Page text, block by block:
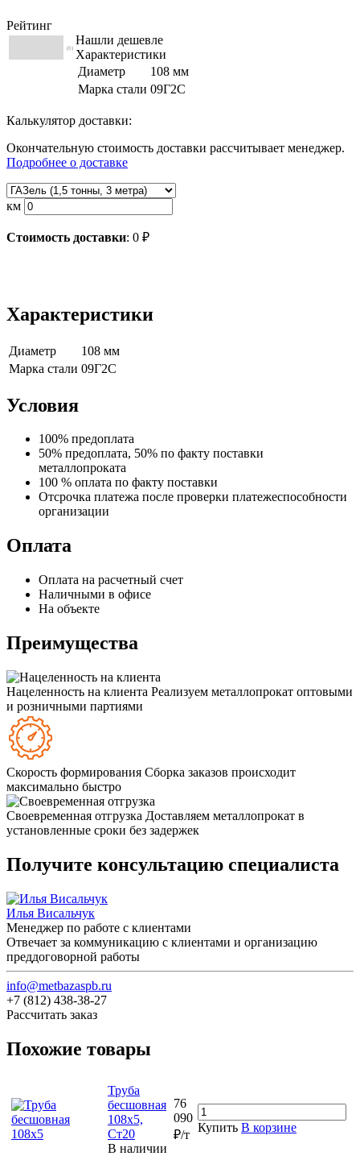
Рейтинг
(0)
Нашли дешевле
Характеристики
Диаметр
108 мм
Марка стали 09Г2С
Калькулятор доставки:
Окончательную стоимость доставки рассчитывает менеджер.
Подробнее о доставке
км
Стоимость доставки: 0 ₽
Характеристики
Диаметр
108 мм
Марка стали 09Г2С
Условия
100% предоплата
50% предоплата, 50% по факту поставки
металлопроката
100 % оплата по факту поставки
Отсрочка платежа после проверки платежеспособности
организации
Оплата
Оплата на расчетный счет
Наличными в офисе
На объекте
Преимущества
Нацеленность на клиента Реализуем металлопрокат оптовыми
и розничными партиями
Скорость формирования Сборка заказов происходит
максимально быстро
Своевременная отгрузка Доставляем металлопрокат в
установленные сроки без задержек
Получите консультацию специалиста
Илья Висальчук
Менеджер по работе с клиентами
Отвечает за коммуникацию с клиентами и организацию
преддоговорной работы
info@metbazaspb.ru
+7 (812) 438-38-27
Рассчитать заказ
Похожие товары
Труба
бесшовная
108х5,
Ст20
В наличии
76
090
₽/т
Купить В корзине